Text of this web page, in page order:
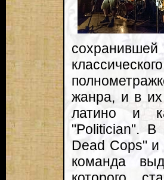
жанра, и в их
латино и
"Politician". В
Dead Cops" и
команда